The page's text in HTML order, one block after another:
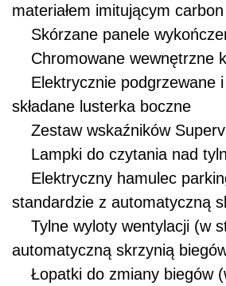
materiałem imitującym carbon
Skórzane panele
Chromowane wewnętrzne
Elektrycznie podgrzewane i
składane lusterka boczne
Zestaw wskaźników
Lampki do czytania nad
Elektryczny hamulec
standardzie z automatyczną
Tylne wyloty wentylacji (w
automatyczną skrzynią
Łopatki do zmiany biegów